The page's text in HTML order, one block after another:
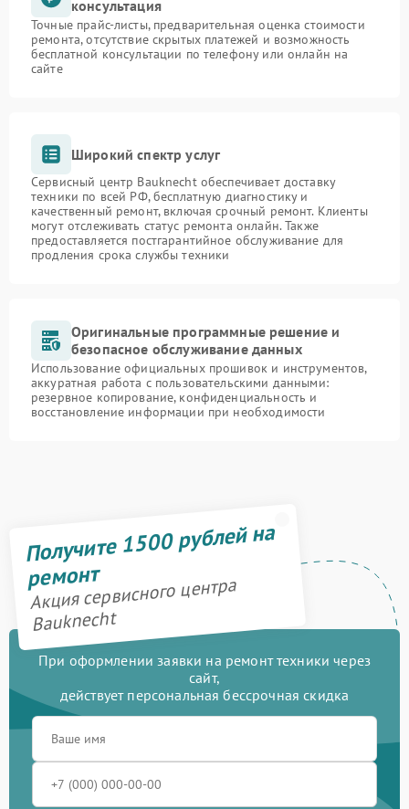
консультация
Точные прайс-листы, предварительная оценка стоимости
ремонта, отсутствие скрытых платежей и возможность
бесплатной консультации по телефону или онлайн на
сайте
Широкий спектр услуг
Сервисный центр Bauknecht обеспечивает доставку
техники по всей РФ, бесплатную диагностику и
качественный ремонт, включая срочный ремонт. Клиенты
могут отслеживать статус ремонта онлайн. Также
предоставляется постгарантийное обслуживание для
продления срока службы техники
Оригинальные программные решение и
безопасное обслуживание данных
Использование официальных прошивок и инструментов,
аккуратная работа с пользовательскими данными:
резервное копирование, конфиденциальность и
восстановление информации при необходимости
Получите 1500 рублей на
ремонт
Акция сервисного центра
Bauknecht
При оформлении заявки на ремонт техники через
сайт,
действует персональная бессрочная скидка